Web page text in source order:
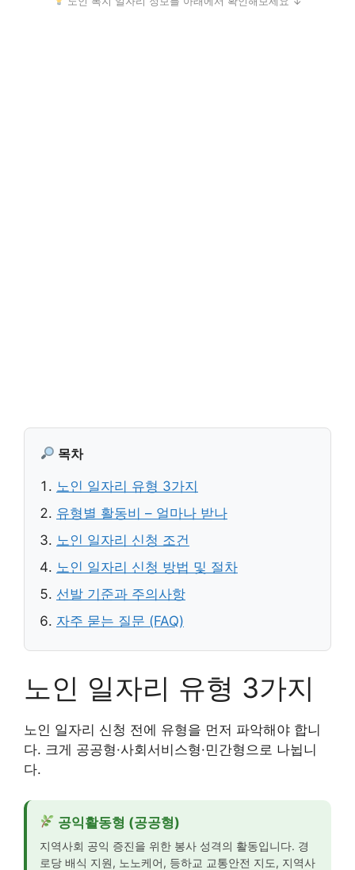
목차
노인 일자리 유형 3가지
유형별 활동비 – 얼마나 받나
노인 일자리 신청 조건
노인 일자리 신청 방법 및 절차
선발 기준과 주의사항
자주 묻는 질문 (FAQ)
노인 일자리 유형 3가지
노인 일자리 신청 전에 유형을 먼저 파악해야 합니
다. 크게 공공형·사회서비스형·민간형으로 나뉩니
다.
공익활동형 (공공형)
지역사회 공익 증진을 위한 봉사 성격의 활동입니다. 경
로당 배식 지원, 노노케어, 등하교 교통안전 지도, 지역사